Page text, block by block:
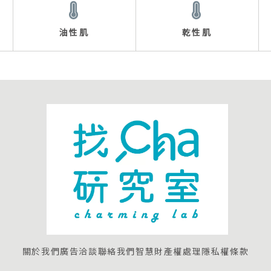
油性肌 乾性肌
關於我們廣告洽談聯絡我們智慧財產權處理隱私權條款